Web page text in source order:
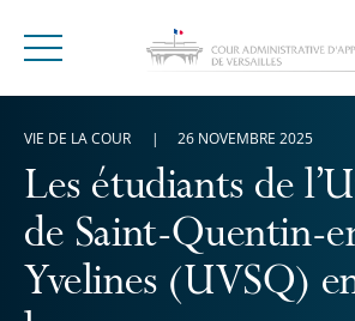
Menu
Les étudiants de
de Saint-Quentin-
Yvelines (UVSQ)
VIE DE LA COUR 26 NOVEMBRE 2025